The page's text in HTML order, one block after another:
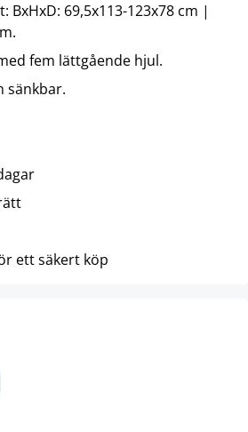
BxHxD: 69,5x113-123x78 cm |
fem lättgående hjul.
sänkbar.
ett säkert köp